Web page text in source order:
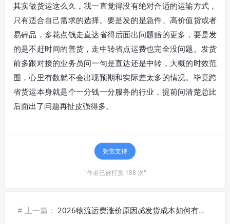
其实做货运这么久，我一直觉得没有绝对合适的运输方式，
只有适合自己需求的选择。要是发的是急件、高价值货或者
易碎品，多花点钱走直达省得后面出问题赔的更多，要是发
的是不赶时间的普货，走中转省点运费也完全没问题。发货
前多跟对接的业务员问一句是直达还是中转，大概的时效范
围，心里有数就不会出现预期和实际差太多的情况。毕竟跨
省货运本身就是个一分钱一分服务的行业，提前问清楚总比
后面出了问题再扯皮强得多。
赞赏支持
"作者已被打赏 188 次"
# 上一篇： 2026物流运费涨价原因💰发货成本如何有效控制